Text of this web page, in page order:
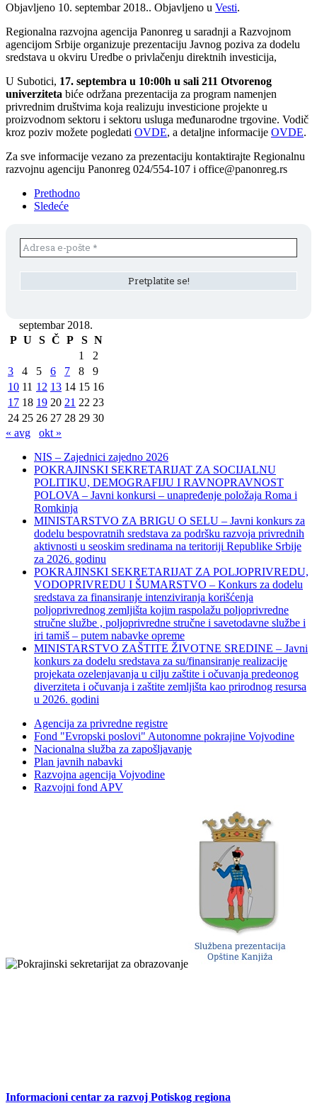
Objavljeno 10. septembar 2018.. Objavljeno u Vesti.
Regionalna razvojna agencija Panonreg u saradnji a Razvojnom
agencijom Srbije organizuje prezentaciju Javnog poziva za dodelu
sredstava u okviru Uredbe o privlačenju direktnih investicija,
U Subotici, 17. septembra u 10:00h u sali 211 Otvorenog
univerziteta biće održana prezentacija za program namenjen
privrednim društvima koja realizuju investicione projekte u
proizvodnom sektoru i sektoru usluga međunarodne trgovine. Vodič
kroz poziv možete pogledati OVDE, a detaljne informacije OVDE.
Za sve informacije vezano za prezentaciju kontaktirajte Regionalnu
razvojnu agenciju Panonreg 024/554-107 i office@panonreg.rs
Prethodno
Sledeće
septembar 2018.
P U S Č P S N
1
2
3
4 5 6 7 8
9
10 11 12 13 14 15 16
17 18 19 20 21 22 23
24 25 26 27 28 29 30
« avg
okt »
NIS – Zajednici zajedno 2026
POKRAJINSKI SEKRETARIJAT ZA SOCIJALNU
POLITIKU, DEMOGRAFIJU I RAVNOPRAVNOST
POLOVA – Javni konkursi – unapređenje položaja Roma i
Romkinja
MINISTARSTVO ZA BRIGU O SELU – Javni konkurs za
dodelu bespovratnih sredstava za podršku razvoja privrednih
aktivnosti u seoskim sredinama na teritoriji Republike Srbije
za 2026. godinu
POKRAJINSKI SEKRETARIJAT ZA POLJOPRIVREDU,
VODOPRIVREDU I ŠUMARSTVO – Konkurs za dodelu
sredstava za finansiranje intenziviranja korišćenja
poljoprivrednog zemljišta kojim raspolažu poljoprivredne
stručne službe , poljoprivredne stručne i savetodavne službe i
iri tamiš ‒ putem nabavke opreme
MINISTARSTVO ZAŠTITE ŽIVOTNE SREDINE – Javni
konkurs za dodelu sredstava za su/finansiranje realizacije
projekata ozelenjavanja u cilju zaštite i očuvanja predeonog
diverziteta i očuvanja i zaštite zemljišta kao prirodnog resursa
u 2026. godini
Agencija za privredne registre
Fond "Evropski poslovi" Autonomne pokrajine Vojvodine
Nacionalna služba za zapošljavanje
Plan javnih nabavki
Razvojna agencija Vojvodine
Razvojni fond APV
Informacioni centar za razvoj Potiskog regiona